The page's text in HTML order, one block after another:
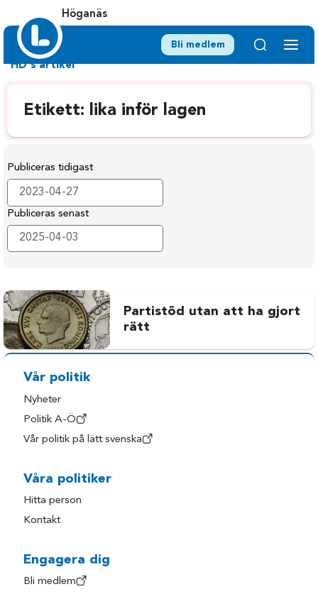
Höganäs
Bli medlem
HD's artikel
Etikett: lika inför lagen
Publiceras tidigast
Publiceras senast
Partistöd utan att ha gjort
rätt
Vår politik
Nyheter
Politik A-Ö
Vår politik på lätt svenska
Våra politiker
Hitta person
Kontakt
Engagera dig
Bli medlem